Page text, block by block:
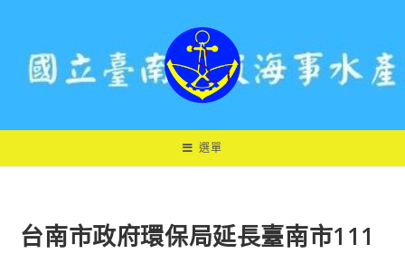
選單
台南市政府環保局延長臺南市111